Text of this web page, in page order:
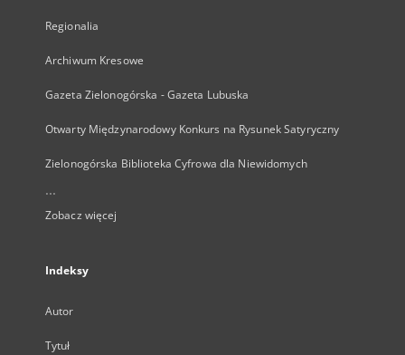
Regionalia
Archiwum Kresowe
Gazeta Zielonogórska - Gazeta Lubuska
Otwarty Międzynarodowy Konkurs na Rysunek Satyryczny
Zielonogórska Biblioteka Cyfrowa dla Niewidomych
...
Zobacz więcej
Indeksy
Autor
Tytuł